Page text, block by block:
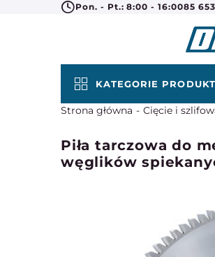
Pon. - Pt.: 8:00 - 16:0085
KATEGORIE
Strona główna Cięcie i
Piła tarczowa do
węglików